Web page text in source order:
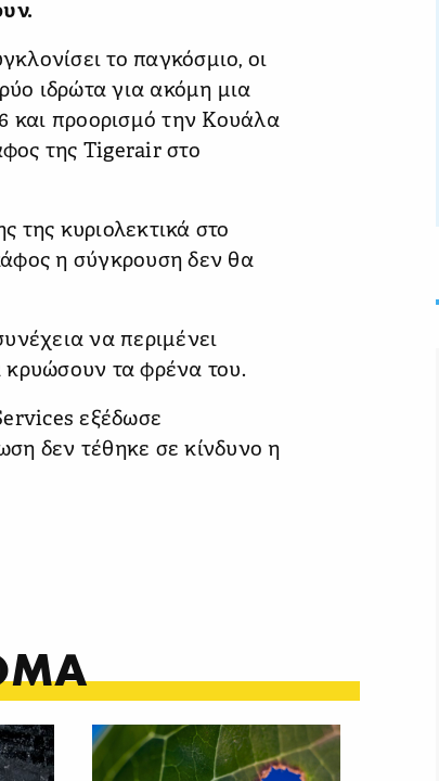
το παγκόσμιο, οι
ιδρώτα για ακόμη μια
και προορισμό την Κουάλα
της Tigerair στο
της κυριολεκτικά στο
η σύγκρουση δεν θα
να περιμένει
κρυώσουν τα φρένα του.
εξέδωσε
δεν τέθηκε σε κίνδυνο η